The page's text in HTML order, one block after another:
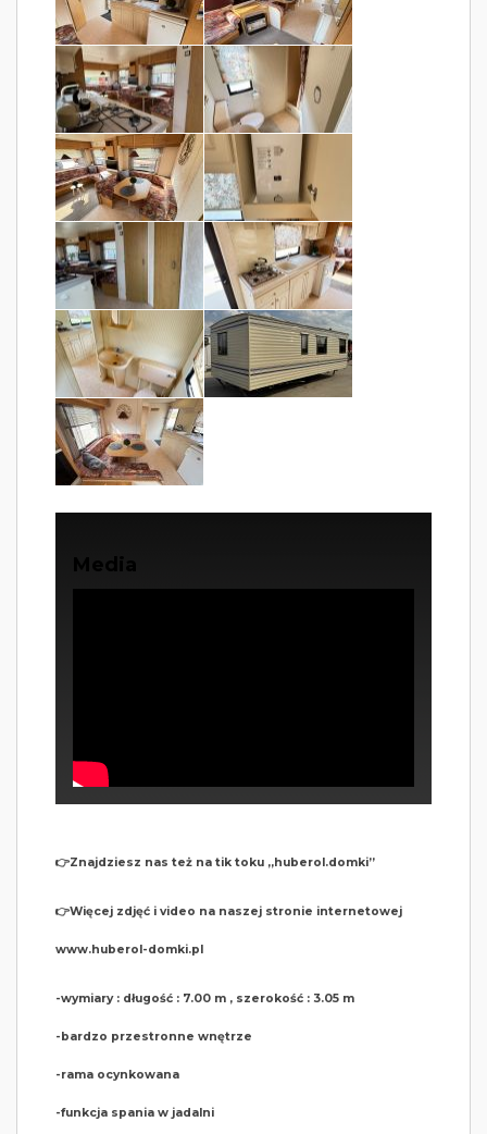
👉Znajdziesz nas też na tik toku ,,huberol.domki”
👉Więcej zdjęć i video na naszej stronie internetowej
www.huberol-domki.pl
-wymiary : długość : 7.00 m , szerokość : 3.05 m
-bardzo przestronne wnętrze
-rama ocynkowana
-funkcja spania w jadalni